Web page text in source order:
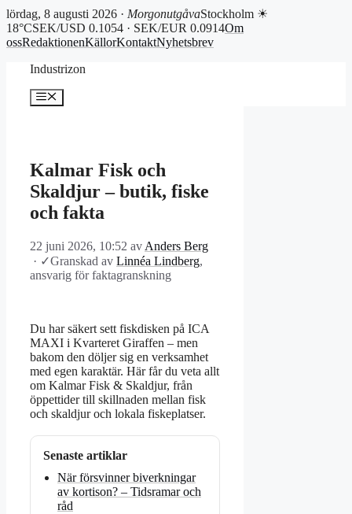
lördag, 8 augusti 2026 · MorgonutgåvaStockholm ☀
18°CSEK/USD 0.1054 · SEK/EUR 0.0914Om
ossRedaktionenKällorKontaktNyhetsbrev
Industrizon
Meny
Kalmar Fisk och
Skaldjur – butik, fiske
och fakta
22 juni 2026, 10:52 av Anders Berg
· ✓Granskad av Linnéa Lindberg,
ansvarig för faktagranskning
Du har säkert sett fiskdisken på ICA
MAXI i Kvarteret Giraffen – men
bakom den döljer sig en verksamhet
med egen karaktär. Här får du veta allt
om Kalmar Fisk & Skaldjur, från
öppettider till skillnaden mellan fisk
och skaldjur och lokala fiskeplatser.
Senaste artiklar
När försvinner biverkningar
av kortison? – Tidsramar och
råd